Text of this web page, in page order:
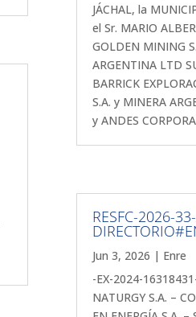
JÁCHAL, la
el Sr. MARIO
GOLDEN MINING
ARGENTINA LTD
BARRICK
S.A. y MINERA
y ANDES
RESFC-2026-
Jun 3, 2026 | Enre
-EX-2024-
NATURGY S.A. –